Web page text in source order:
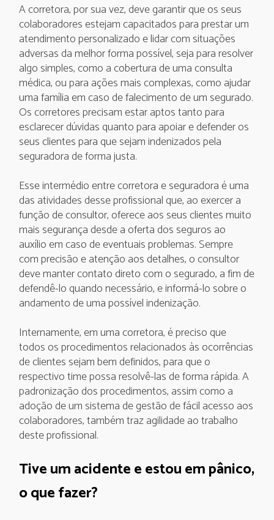
A corretora, por sua vez, deve garantir que os seus
colaboradores estejam capacitados para prestar um
atendimento personalizado e lidar com situações
adversas da melhor forma possível, seja para resolver
algo simples, como a cobertura de uma consulta
médica, ou para ações mais complexas, como ajudar
uma família em caso de falecimento de um segurado.
Os corretores precisam estar aptos tanto para
esclarecer dúvidas quanto para apoiar e defender os
seus clientes para que sejam indenizados pela
seguradora de forma justa.
Esse intermédio entre corretora e seguradora é uma
das atividades desse profissional que, ao exercer a
função de consultor, oferece aos seus clientes muito
mais segurança desde a oferta dos seguros ao
auxílio em caso de eventuais problemas. Sempre
com precisão e atenção aos detalhes, o consultor
deve manter contato direto com o segurado, a fim de
defendê-lo quando necessário, e informá-lo sobre o
andamento de uma possível indenização.
Internamente, em uma corretora, é preciso que
todos os procedimentos relacionados às ocorrências
de clientes sejam bem definidos, para que o
respectivo time possa resolvê-las de forma rápida. A
padronização dos procedimentos, assim como a
adoção de um sistema de gestão de fácil acesso aos
colaboradores, também traz agilidade ao trabalho
deste profissional.
Tive um acidente e estou em pânico,
o que fazer?